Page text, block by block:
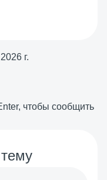
г.
, чтобы сообщить